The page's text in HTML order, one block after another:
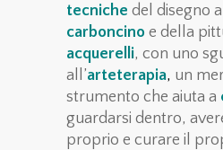
tecniche del disegno a
carboncino e della
acquerelli, con uno
all’arteterapia, un
strumento che aiuta a
guardarsi dentro,
proprio e curare il